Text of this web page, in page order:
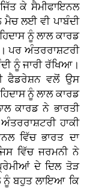
ਕੇ ਸੈਮੀਫਾਇਨਲ
ਮੈਚ ਲਈ ਵੀ ਪਾਬੰਦੀ
ਨੂੰ ਲਾਲ ਕਾਰਡ
ਪਰ ਅੰਤਰਰਾਸ਼ਟਰੀ
ਨੂੰ ਜਾਰੀ ਰੱਖਿਆ।
ਫੈਡਰੇਸ਼ਨ ਵਲੋਂ ਉਸ
ਨੂੰ ਲਾਲ ਕਾਰਡ
ਕਾਰਡ ਨੇ ਭਾਰਤੀ
ਹਾਕੀ
ਵਿੱਚ ਭਾਰਤ ਦਾ
ਵਿੱਚ ਜਰਮਨੀ ਨੇ
ਪ੍ਰੇਮੀਆਂ ਦੇ ਦਿਲ ਤੋੜ
ਨੂੰ ਬਹੁਤ ਲਾਇਆ ਕਿ